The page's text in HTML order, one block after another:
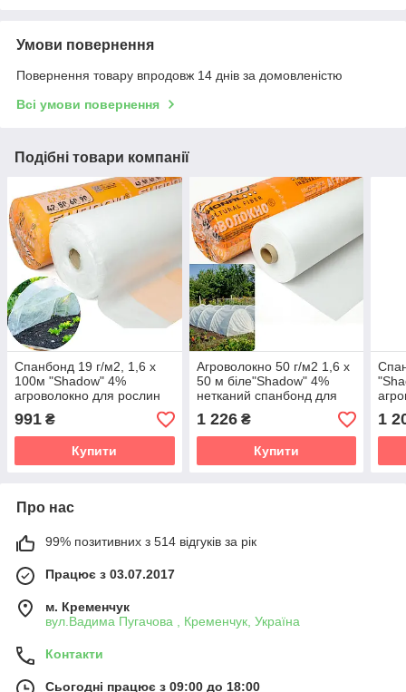
Умови повернення
Повернення товару впродовж 14 днів за домовленістю
Всі умови повернення
Подібні товари компанії
Спанбонд 19 г/м2, 1,6 х
100м "Shadow" 4%
агроволокно для рослин
991 ₴
Купити
Агроволокно 50 г/м2 1,6 х
50 м біле"Shadow" 4%
нетканий спанбонд для
1 226₴
Купити
1
Про нас
99% позитивних з 514 відгуків за рік
Працює з 03.07.2017
м. Кременчук
вул.Вадима Пугачова , Кременчук, Україна
Контакти
Сьогодні працює з 09:00 до 18:00